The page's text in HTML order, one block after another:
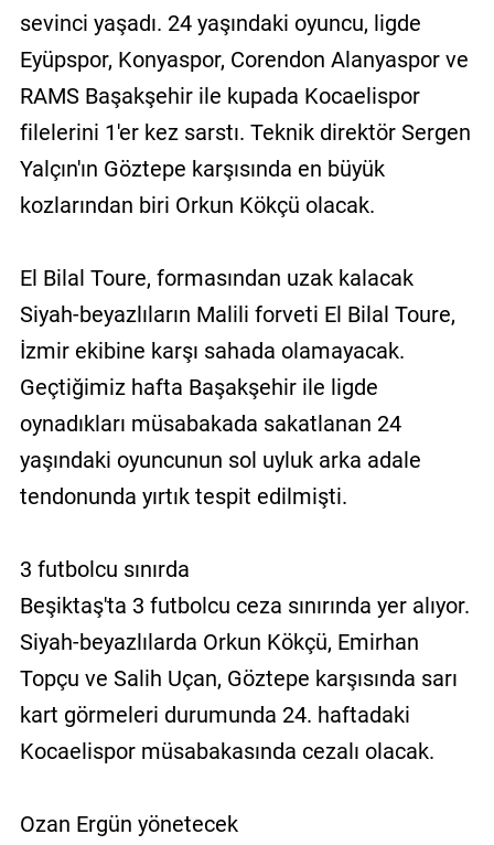
sevinci yaşadı. 24 yaşındaki oyuncu, ligde
Eyüpspor, Konyaspor, Corendon Alanyaspor ve
RAMS Başakşehir ile kupada Kocaelispor
filelerini 1'er kez sarstı. Teknik direktör Sergen
Yalçın'ın Göztepe karşısında en büyük
kozlarından biri Orkun Kökçü olacak.
El Bilal Toure, formasından uzak kalacak
Siyah-beyazlıların Malili forveti El Bilal Toure,
İzmir ekibine karşı sahada olamayacak.
Geçtiğimiz hafta Başakşehir ile ligde
oynadıkları müsabakada sakatlanan 24
yaşındaki oyuncunun sol uyluk arka adale
tendonunda yırtık tespit edilmişti.
3 futbolcu sınırda
Beşiktaş'ta 3 futbolcu ceza sınırında yer alıyor.
Siyah-beyazlılarda Orkun Kökçü, Emirhan
Topçu ve Salih Uçan, Göztepe karşısında sarı
kart görmeleri durumunda 24. haftadaki
Kocaelispor müsabakasında cezalı olacak.
Ozan Ergün yönetecek